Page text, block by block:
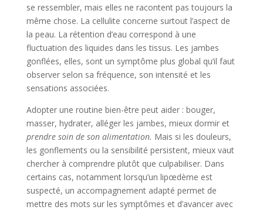
se ressembler, mais elles ne racontent pas toujours la
même chose. La cellulite concerne surtout l’aspect de
la peau. La rétention d’eau correspond à une
fluctuation des liquides dans les tissus. Les jambes
gonflées, elles, sont un symptôme plus global qu’il faut
observer selon sa fréquence, son intensité et les
sensations associées.
Adopter une routine bien-être peut aider : bouger,
masser, hydrater, alléger les jambes, mieux dormir et
prendre soin de son alimentation. Mais si les douleurs,
les gonflements ou la sensibilité persistent, mieux vaut
chercher à comprendre plutôt que culpabiliser. Dans
certains cas, notamment lorsqu’un lipœdème est
suspecté, un accompagnement adapté permet de
mettre des mots sur les symptômes et d’avancer avec